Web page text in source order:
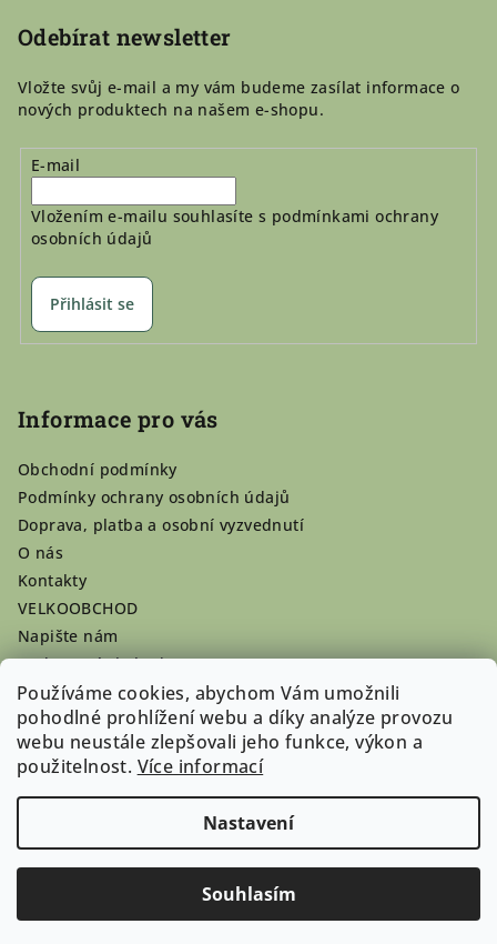
Používáme cookies, abychom Vám umožnili
pohodlné prohlížení webu a díky analýze provozu
webu neustále zlepšovali jeho funkce, výkon a
použitelnost. Více informací
Nastavení
Souhlasím
Odebírat newsletter
Vložte svůj e-mail a my vám budeme zasílat informace o
nových produktech na našem e-shopu.
E-mail
Vložením e-mailu souhlasíte s podmínkami ochrany
osobních údajů
Přihlásit se
Informace pro vás
Obchodní podmínky
Podmínky ochrany osobních údajů
Doprava, platba a osobní vyzvednutí
O nás
Kontakty
VELKOOBCHOD
Napište nám
Hodnocení obchodu
Registrace se vyplatí!
Pamlsky na míru
Nepřevzaté dobírky
Copyright 2026Doghouse-shop.cz. Všechna práva
vyhrazena.
Vytvořil Shoptet